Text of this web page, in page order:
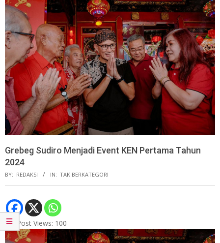
Grebeg Sudiro Menjadi Event KEN Pertama Tahun
2024
BY: REDAKSI IN: TAK BERKATEGORI
Post Views: 100